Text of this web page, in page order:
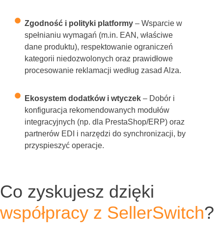
Zgodność i polityki platformy – Wsparcie w
spełnianiu wymagań (m.in. EAN, właściwe
dane produktu), respektowanie ograniczeń
kategorii niedozwolonych oraz prawidłowe
procesowanie reklamacji według zasad Alza.
Ekosystem dodatków i wtyczek – Dobór i
konfiguracja rekomendowanych modułów
integracyjnych (np. dla PrestaShop/ERP) oraz
partnerów EDI i narzędzi do synchronizacji, by
przyspieszyć operacje.
Co zyskujesz dzięki
współpracy z SellerSwitch?